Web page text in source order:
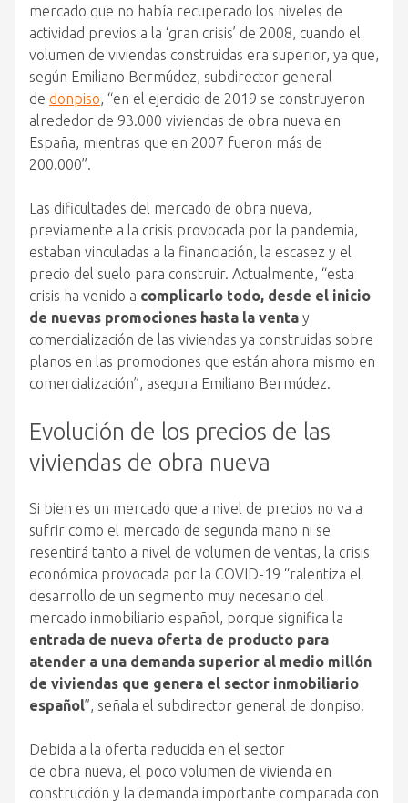
mercado que no había recuperado los niveles de
actividad previos a la ‘gran crisis’ de 2008, cuando el
volumen de viviendas construidas era superior, ya que,
según Emiliano Bermúdez, subdirector general
de donpiso, “en el ejercicio de 2019 se construyeron
alrededor de 93.000 viviendas de obra nueva en
España, mientras que en 2007 fueron más de
200.000”.
Las dificultades del mercado de obra nueva,
previamente a la crisis provocada por la pandemia,
estaban vinculadas a la financiación, la escasez y el
precio del suelo para construir. Actualmente, “esta
crisis ha venido a complicarlo todo, desde el inicio
de nuevas promociones hasta la venta y
comercialización de las viviendas ya construidas sobre
planos en las promociones que están ahora mismo en
comercialización”, asegura Emiliano Bermúdez.
Evolución de los precios de las
viviendas de obra nueva
Si bien es un mercado que a nivel de precios no va a
sufrir como el mercado de segunda mano ni se
resentirá tanto a nivel de volumen de ventas, la crisis
económica provocada por la COVID-19 “ralentiza el
desarrollo de un segmento muy necesario del
mercado inmobiliario español, porque significa la
entrada de nueva oferta de producto para
atender a una demanda superior al medio millón
de viviendas que genera el sector inmobiliario
español”, señala el subdirector general de donpiso.
Debida a la oferta reducida en el sector
de obra nueva, el poco volumen de vivienda en
construcción y la demanda importante comparada con